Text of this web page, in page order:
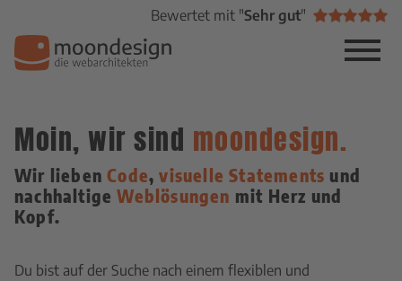
Bewertet mit "Sehr gut"
Moin, wir sind moondesign.
Wir liebenCode,visuelle Statements und
nachhaltigeWeblösungen mit Herz und
Kopf.
Du bist auf der Suche nach einem flexiblen und